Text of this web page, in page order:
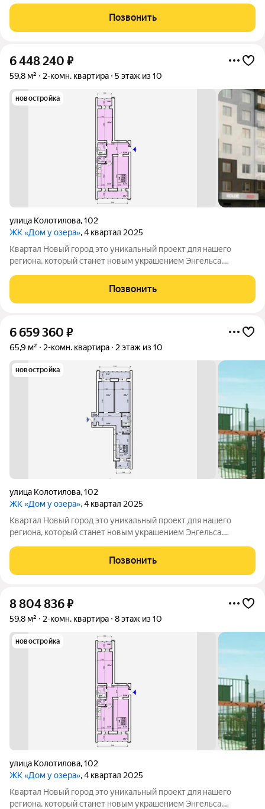
современные дизайны фасадов, функциональные планировки,
лаконичные формы, яркие акценты,
Позвонить
6 448 240 ₽
59,8 м² 2-комн. квартира 5 этаж из 10
новостройка
улица Колотилова,102
ЖК «Дом у озера», 4 квартал 2025
Квартал Новый город это уникальный проект для нашего
региона, который станет новым украшением Энгельса.
современные дизайны фасадов, функциональные планировки,
лаконичные формы, яркие акценты,
Позвонить
6 659 360 ₽
65,9 м² 2-комн. квартира 2 этаж из 10
новостройка
улица Колотилова,102
ЖК «Дом у озера», 4 квартал 2025
Квартал Новый город это уникальный проект для нашего
региона, который станет новым украшением Энгельса.
современные дизайны фасадов, функциональные планировки,
лаконичные формы, яркие акценты,
Позвонить
8 804 836₽
59,8 м² 2-комн. квартира 8 этаж из 10
новостройка
улица Колотилова,102
ЖК «Дом у озера», 4 квартал 2025
Квартал Новый город это уникальный проект для нашего
региона, который станет новым украшением Энгельса.